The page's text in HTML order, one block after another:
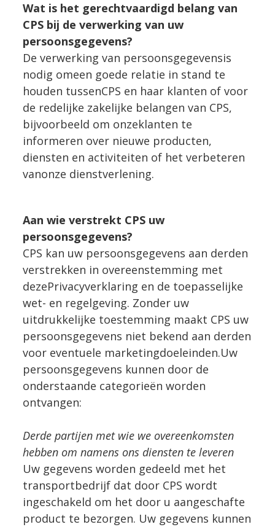
Wat is het gerechtvaardigd belang van
CPS bij de verwerking van uw
persoonsgegevens?
De verwerking van persoonsgegevensis
nodig omeen goede relatie in stand te
houden tussenCPS en haar klanten of voor
de redelijke zakelijke belangen van CPS,
bijvoorbeeld om onzeklanten te
informeren over nieuwe producten,
diensten en activiteiten of het verbeteren
vanonze dienstverlening.
Aan wie verstrekt CPS uw
persoonsgegevens?
CPS kan uw persoonsgegevens aan derden
verstrekken in overeenstemming met
dezePrivacyverklaring en de toepasselijke
wet- en regelgeving. Zonder uw
uitdrukkelijke toestemming maakt CPS uw
persoonsgegevens niet bekend aan derden
voor eventuele marketingdoeleinden.Uw
persoonsgegevens kunnen door de
onderstaande categorieën worden
ontvangen:
Derde partijen met wie we overeenkomsten
hebben om namens ons diensten te leveren
Uw gegevens worden gedeeld met het
transportbedrijf dat door CPS wordt
ingeschakeld om het door u aangeschafte
product te bezorgen. Uw gegevens kunnen